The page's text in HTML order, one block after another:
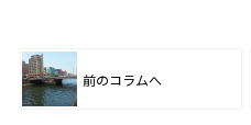
前のコラムへ